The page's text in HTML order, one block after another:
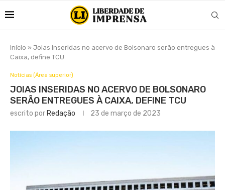
Início » Joias inseridas no acervo de Bolsonaro serão entregues à
Caixa, define TCU
Notícias (Área superior)
JOIAS INSERIDAS NO ACERVO DE BOLSONARO
SERÃO ENTREGUES À CAIXA, DEFINE TCU
escrito por Redação 23 de março de 2023